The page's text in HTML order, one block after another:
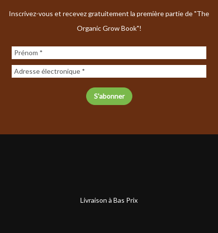
Inscrivez-vous et recevez gratuitement la première partie de "The
Organic Grow Book"!
Livraison à Bas Prix